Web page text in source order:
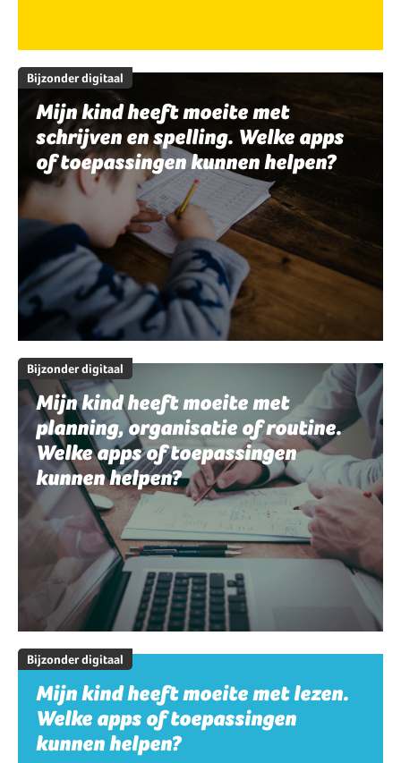
Bijzonder digitaal
Mijn kind heeft moeite met
schrijven en spelling. Welke apps
of toepassingen kunnen helpen?
Bijzonder digitaal
Mijn kind heeft moeite met
planning, organisatie of routine.
Welke apps of toepassingen
kunnen helpen?
Bijzonder digitaal
Mijn kind heeft moeite met lezen.
Welke apps of toepassingen
kunnen helpen?